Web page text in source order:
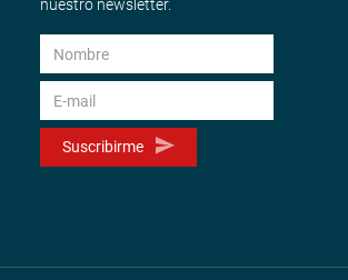
nuestro newsletter.
Suscribirme